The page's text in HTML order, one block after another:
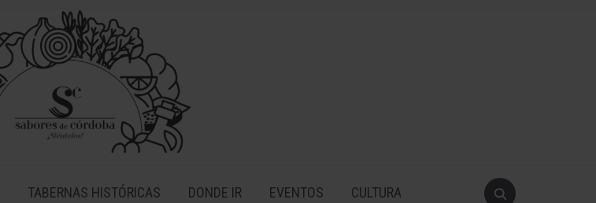
TABERNAS HISTÓRICAS DONDE IR EVENTOS CULTURA